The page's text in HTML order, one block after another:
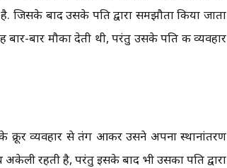
है. जिसके बाद उसके पति द्वारा समझौता किया जाता
बार मौका देती थी, परंतु उसके पति की व्यवहार
क्रूर व्यवहार से तंग आकर उसने अपना स्थानांतरण
रहती है, परंतु इसके बाद भी उसका पति द्वारा